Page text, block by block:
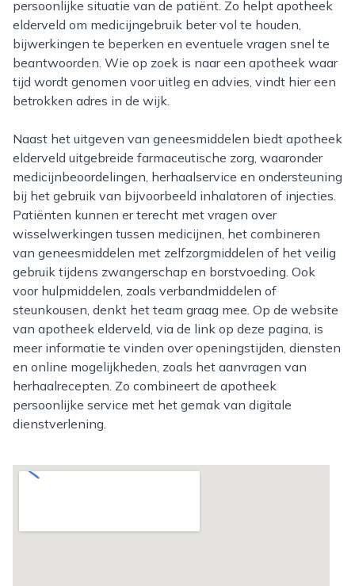
persoonlijke situatie van de patiënt. Zo helpt apotheek
elderveld om medicijngebruik beter vol te houden,
bijwerkingen te beperken en eventuele vragen snel te
beantwoorden. Wie op zoek is naar een apotheek waar
tijd wordt genomen voor uitleg en advies, vindt hier een
betrokken adres in de wijk.
Naast het uitgeven van geneesmiddelen biedt apotheek
elderveld uitgebreide farmaceutische zorg, waaronder
medicijnbeoordelingen, herhaalservice en ondersteuning
bij het gebruik van bijvoorbeeld inhalatoren of injecties.
Patiënten kunnen er terecht met vragen over
wisselwerkingen tussen medicijnen, het combineren
van geneesmiddelen met zelfzorgmiddelen of het veilig
gebruik tijdens zwangerschap en borstvoeding. Ook
voor hulpmiddelen, zoals verbandmiddelen of
steunkousen, denkt het team graag mee. Op de website
van apotheek elderveld, via de link op deze pagina, is
meer informatie te vinden over openingstijden, diensten
en online mogelijkheden, zoals het aanvragen van
herhaalrecepten. Zo combineert de apotheek
persoonlijke service met het gemak van digitale
dienstverlening.